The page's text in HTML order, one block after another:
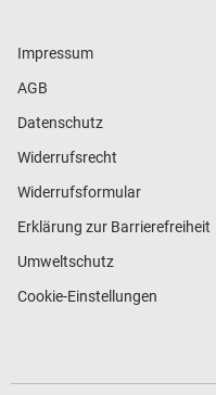
Impressum
AGB
Datenschutz
Widerrufsrecht
Widerrufsformular
Erklärung zur Barrierefreiheit
Umweltschutz
Cookie-Einstellungen